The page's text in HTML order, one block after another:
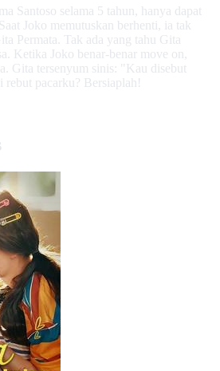
Santoso selama 5 tahun, hanya dapat
Joko memutuskan berhenti, ia tak
Permata. Tak ada yang tahu Gita
Ketika Joko benar-benar move on,
Gita tersenyum sinis: "Kau disebut
rebut pacarku? Bersiaplah!